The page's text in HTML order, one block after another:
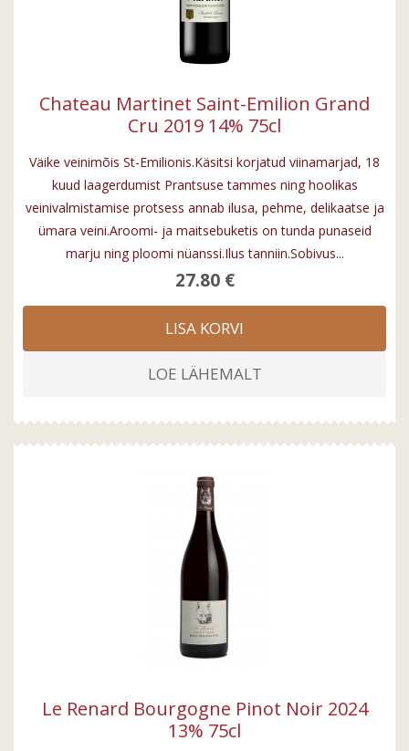
Chateau Martinet Saint-Emilion Grand
Cru 2019 14% 75cl
Väike veinimõis St-Emilionis.Käsitsi korjatud viinamarjad, 18
kuud laagerdumist Prantsuse tammes ning hoolikas
veinivalmistamise protsess annab ilusa, pehme, delikaatse ja
ümara veini.Aroomi- ja maitsebuketis on tunda punaseid
marju ning ploomi nüanssi.Ilus tanniin.Sobivus...
27.80 €
LISA KORVI
LOE LÄHEMALT
Le Renard Bourgogne Pinot Noir 2024
13% 75cl